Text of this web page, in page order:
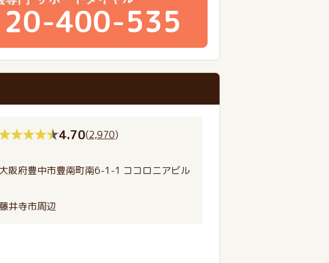
400-535
4.70(2,970)
大阪府豊中市豊南町南6-1-1 ココロニアビル
藤井寺市周辺